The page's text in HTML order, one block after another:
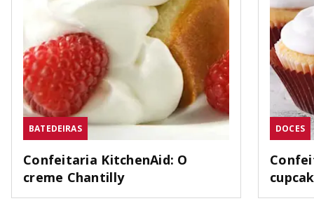
BATEDEIRAS
Confeitaria KitchenAid: O
creme Chantilly
DOCES